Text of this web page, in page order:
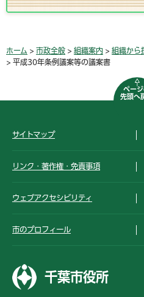
ホーム > 市政全般 > 組織案内 > 組織から
> 平成30年条例議案等の議案書
ペー
先頭へ
サイトマップ
リンク・著作権・免責事項
ウェブアクセシビリティ
市のプロフィール
千葉市役所